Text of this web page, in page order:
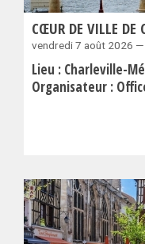
CŒUR DE VILLE DE
vendredi 7 août 2026
Lieu : Charleville-
Organisateur : Office